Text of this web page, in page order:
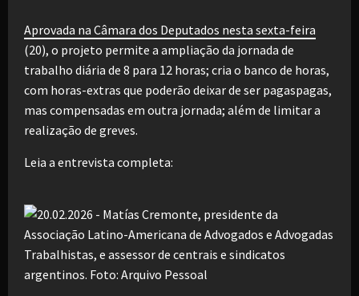
Aprovada na Câmara dos Deputados nesta sexta-feira
(20), o projeto permite a ampliação da jornada de
trabalho diária de 8 para 12 horas; cria o banco de horas,
com horas-extras que poderão deixar de ser pagaspagas,
mas compensadas em outra jornada; além de limitar a
realização de greves.
Leia a entrevista completa: